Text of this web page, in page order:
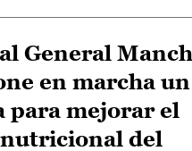
General
en marcha un
para mejorar el
del